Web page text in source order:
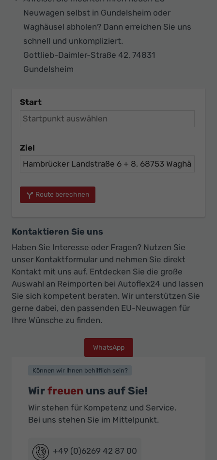
Neuwagen selbst in Gundelsheim oder
Waghäusel abholen? Dann erreichen Sie uns
schnell und unkompliziert.
Gottlieb-Daimler-Straße 42, 74831
Gundelsheim
Start
Ziel
Route berechnen
Kontaktieren Sie uns
Haben Sie Interesse oder Fragen? Nutzen Sie
unser Kontaktformular und nehmen Sie direkt
Kontakt mit uns auf. Entdecken Sie die große
Auswahl an Reimporten bei Autoflex24 und lassen
Sie sich kompetent beraten. Wir unterstützen Sie
gerne dabei, den passenden EU-Neuwagen für
Ihre Wünsche zu finden.
WhatsApp
Können wir Ihnen behilflich sein?
Wirfreuen uns auf Sie!
Wir stehen für Kompetenz und Service.
Bei uns stehen Sie im Mittelpunkt.
+49 (0)6269 42 87 00